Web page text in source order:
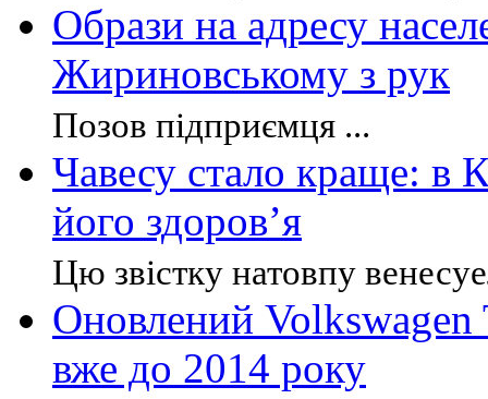
Образи на адресу
Жириновському з рук
Позов підприємця ...
Чавесу стало краще: в
його здоров’я
Цю звістку натовпу
Оновлений Volkswagen
вже до 2014 року